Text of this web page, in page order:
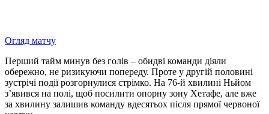
Огляд матчу
Перший тайм минув без голів – обидві команди діяли
обережно, не ризикуючи попереду. Проте у другій половині
зустрічі події розгорнулися стрімко. На 76-й хвилині Ньйом
з’явився на полі, щоб посилити опорну зону Хетафе, але вже
за хвилину залишив команду вдесятьох після прямої червоної